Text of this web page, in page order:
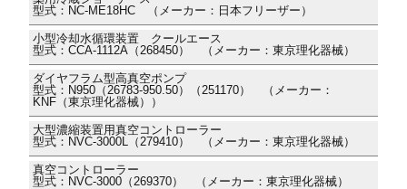
型式：NC-ME18HC （メーカー：日本フリーザー）
小型冷却水循環装置 クールエース
型式：CCA-1112A（268450） （メーカー：東京理化器械）
ダイヤフラム型高真空ポンプ
型式：N950（26783-950.50）（251170） （メーカー：
KNF（東京理化器械））
大型濃縮装置用真空コントローラー
型式：NVC-3000L（279410） （メーカー：東京理化器械）
真空コントローラー
型式：NVC-3000（269370） （メーカー：東京理化器械）